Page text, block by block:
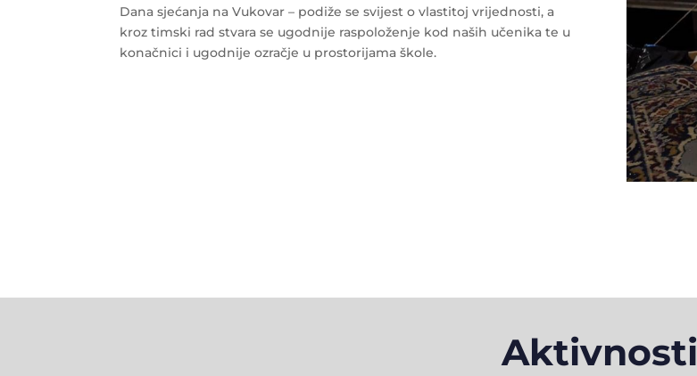
Dana sjećanja na Vukovar – podiže se svijest o vlastitoj vrijednosti, a
kroz timski rad stvara se ugodnije raspoloženje kod naših učenika te u
konačnici i ugodnije ozračje u prostorijama škole.
Aktivnosti